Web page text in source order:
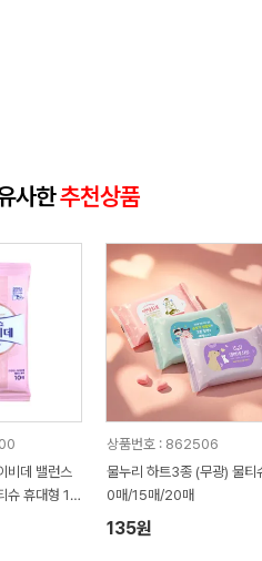
사한추천상품
비데 밸런스
슈 휴대형 10
상품번호 : 862506
물누리 하트3종 (무광) 물티
0매/15매/20매
135원